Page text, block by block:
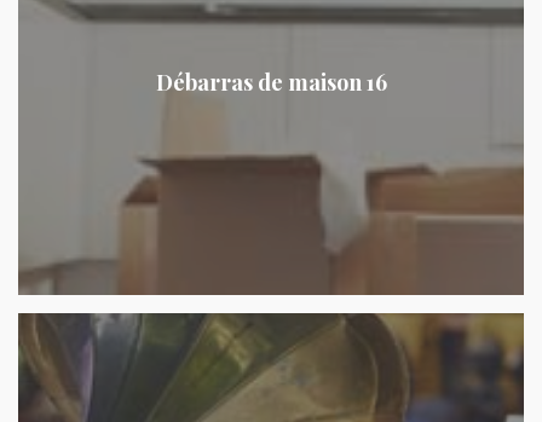
Débarras de maison 16